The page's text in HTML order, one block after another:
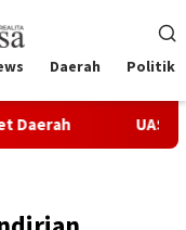
Daerah Politik
UAS Apresiasi